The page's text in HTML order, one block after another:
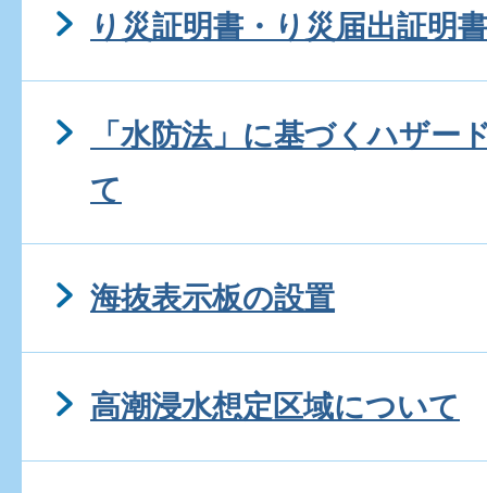
り災証明書・り災届出証明書
「水防法」に基づくハザー
て
海抜表示板の設置
高潮浸水想定区域について